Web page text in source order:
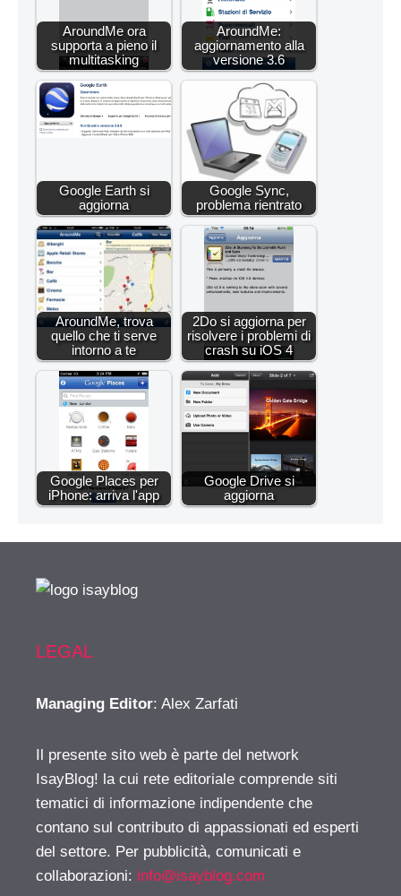
AroundMe ora
supporta a pieno il
multitasking
AroundMe:
aggiornamento alla
versione 3.6
Google Earth si
aggiorna
Google Sync,
problema rientrato
AroundMe, trova
quello che ti serve
intorno a te
2Do si aggiorna per
risolvere i problemi di
crash su iOS 4
Google Places per
iPhone: arriva l'app
Google Drive si
aggiorna
LEGAL
Managing Editor: Alex Zarfati
Il presente sito web è parte del network
IsayBlog! la cui rete editoriale comprende siti
tematici di informazione indipendente che
contano sul contributo di appassionati ed esperti
del settore. Per pubblicità, comunicati e
collaborazioni: info@isayblog.com